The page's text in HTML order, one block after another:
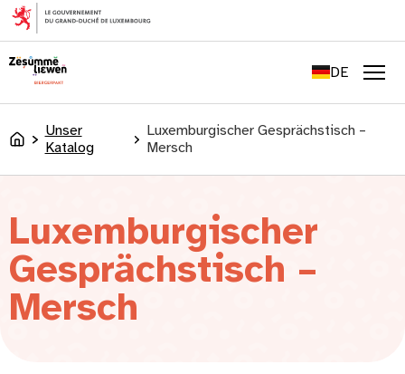
springen
DE
LU
Accueil
Unser
Katalog
Luxemburgischer Gesprächstisch –
Mersch
Luxemburgischer
Gesprächstisch –
Mersch